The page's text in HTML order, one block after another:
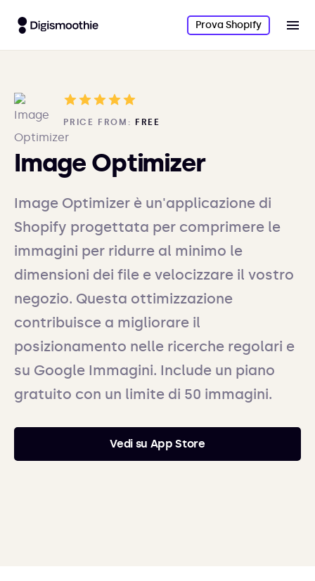
Prova Shopify
PRICE FROM: FREE
Image Optimizer
Image Optimizer è un'applicazione di
Shopify progettata per comprimere le
immagini per ridurre al minimo le
dimensioni dei file e velocizzare il vostro
negozio. Questa ottimizzazione
contribuisce a migliorare il
posizionamento nelle ricerche regolari e
su Google Immagini. Include un piano
gratuito con un limite di 50 immagini.
Vedi su App Store